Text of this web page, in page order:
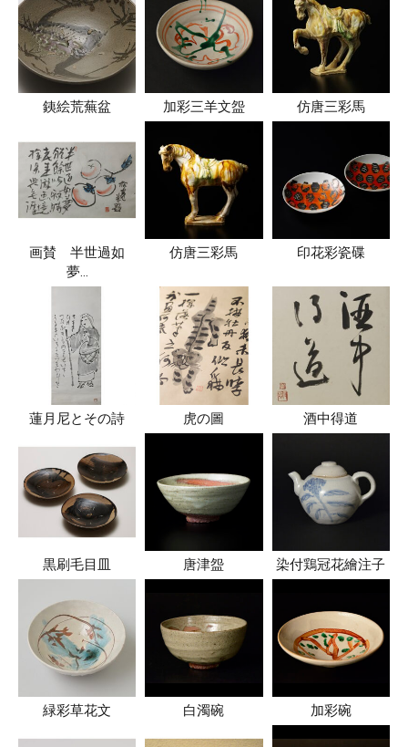
銕絵荒蕪盆 加彩三羊文盌 仿唐三彩馬
画賛 半世過如
夢…
仿唐三彩馬 印花彩瓷碟
蓮月尼とその詩 虎の圖 酒中得道
黒刷毛目皿 唐津盌 染付鶏冠花繪注子
緑彩草花文 白濁碗 加彩碗